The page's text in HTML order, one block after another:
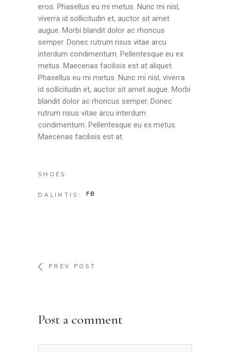
eros. Phasellus eu mi metus. Nunc mi nisl,
viverra id sollicitudin et, auctor sit amet
augue. Morbi blandit dolor ac rhoncus
semper. Donec rutrum risus vitae arcu
interdum condimentum. Pellentesque eu ex
metus. Maecenas facilisis est at aliquet.
Phasellus eu mi metus. Nunc mi nisl, viverra
id sollicitudin et, auctor sit amet augue. Morbi
blandit dolor ac rhoncus semper. Donec
rutrum risus vitae arcu interdum
condimentum. Pellentesque eu ex metus.
Maecenas facilisis est at.
SHOES
DALINTIS: FB
PREV POST
Post a comment